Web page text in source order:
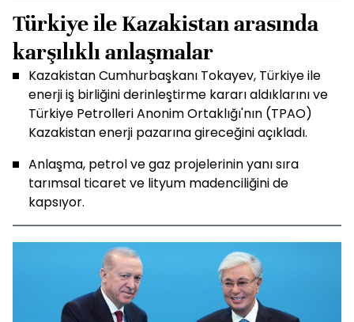
Türkiye ile Kazakistan arasında
karşılıklı anlaşmalar
Kazakistan Cumhurbaşkanı Tokayev, Türkiye ile
enerji iş birliğini derinleştirme kararı aldıklarını ve
Türkiye Petrolleri Anonim Ortaklığı'nın (TPAO)
Kazakistan enerji pazarına gireceğini açıkladı.
Anlaşma, petrol ve gaz projelerinin yanı sıra
tarımsal ticaret ve lityum madenciliğini de
kapsıyor.